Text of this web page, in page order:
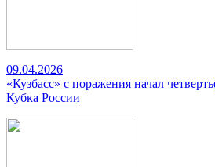
09.04.2026
«Кузбасс» с поражения начал
Кубка России